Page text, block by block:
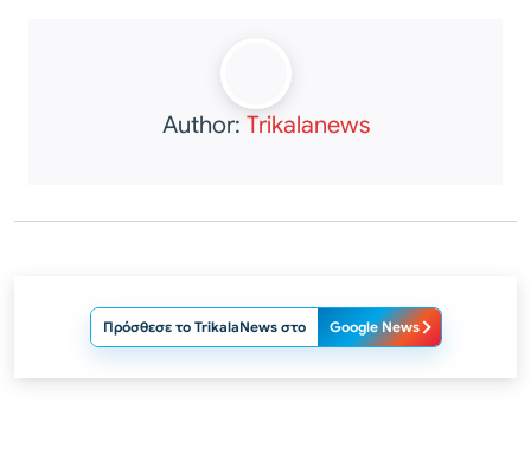
Author: Trikalanews
Πρόσθεσε το TrikalaNews στο Google News